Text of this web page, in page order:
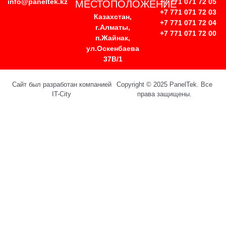
МЕСТОПОЛОЖЕНИЕ
Казахстан,
г.Алматы,
п.Жайнак,
ул.Оскенбаева
37B/1
+7 771 071 72 03
+7 771 071 72 04
+7 771 071 72 00
Сайт был разработан компанией
IT-City
Copyright © 2025 PanelTek. Все
права защищены.